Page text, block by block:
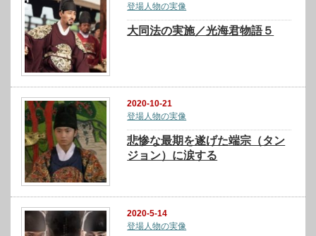
登場人物の実像
大同法の実施／光海君物語５
2020-10-21
登場人物の実像
悲惨な最期を遂げた端宗（タン
ジョン）に涙する
2020-5-14
登場人物の実像